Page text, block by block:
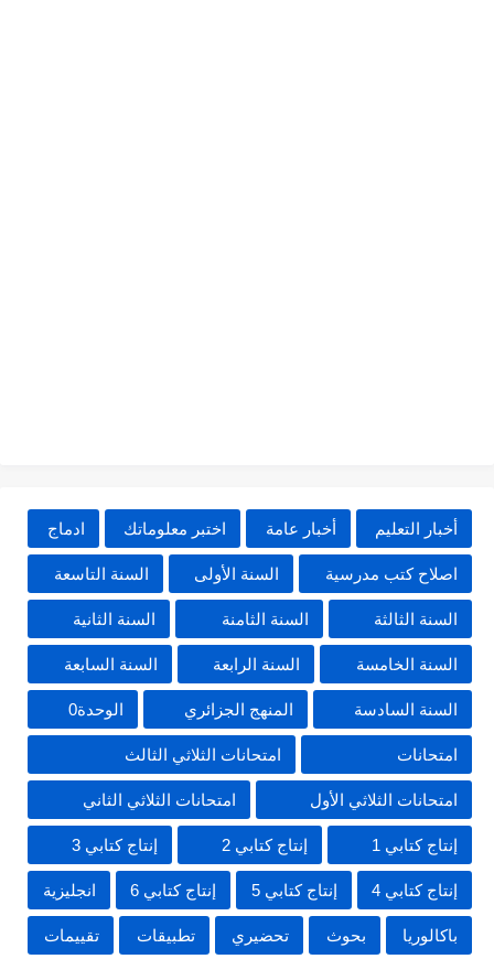
أخبار التعليم أخبار عامة اختبر معلوماتك ادماج
اصلاح كتب مدرسية السنة الأولى السنة التاسعة
السنة الثالثة السنة الثامنة السنة الثانية
السنة الخامسة السنة الرابعة السنة السابعة
السنة السادسة المنهج الجزائري الوحدة0
امتحانات امتحانات الثلاثي الثالث
امتحانات الثلاثي الأول امتحانات الثلاثي الثاني
إنتاج كتابي 1 إنتاج كتابي 2 إنتاج كتابي 3
إنتاج كتابي 4 إنتاج كتابي 5 إنتاج كتابي 6 انجليزية
باكالوريا بحوث تحضيري تطبيقات تقييمات